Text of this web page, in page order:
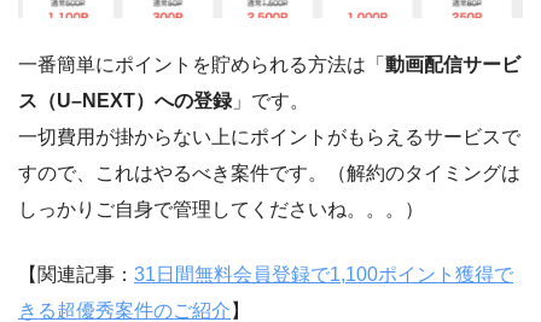
一番簡単にポイントを貯められる方法は「 動画配信サービ
ス（U–NEXT）への登録」です。
一切費用が掛からない上にポイントがもらえるサービスで
すので、これはやるべき案件です。（解約のタイミングは
しっかりご自身で管理してくださいね。。。）
【関連記事： 31日間無料会員登録で1,100ポイント獲得で
きる超優秀案件のご紹介 】